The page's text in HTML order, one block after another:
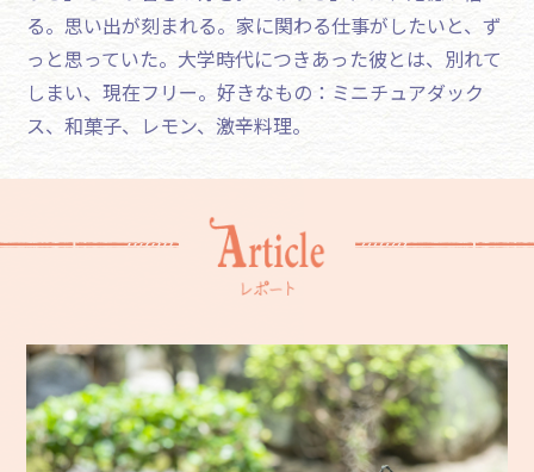
る。思い出が刻まれる。家に関わる仕事がしたいと、ず
っと思っていた。大学時代につきあった彼とは、別れて
しまい、現在フリー。好きなもの：ミニチュアダック
ス、和菓子、レモン、激辛料理。